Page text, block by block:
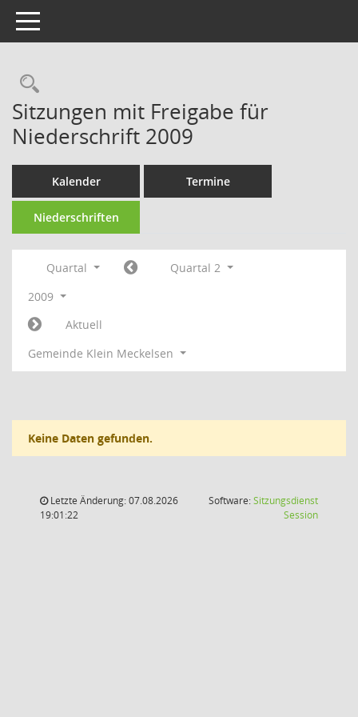
Toggle navigation
Rechercheauswahl
Sitzungen mit Freigabe für
Niederschrift 2009
Kalender Termine
Niederschriften
Quartal
Quartal 2
2009
Aktuell
Gemeinde Klein Meckelsen
Keine Daten gefunden.
Letzte Änderung: 07.08.2026
19:01:22
Software:Sitzungsdienst
Session(Wird in